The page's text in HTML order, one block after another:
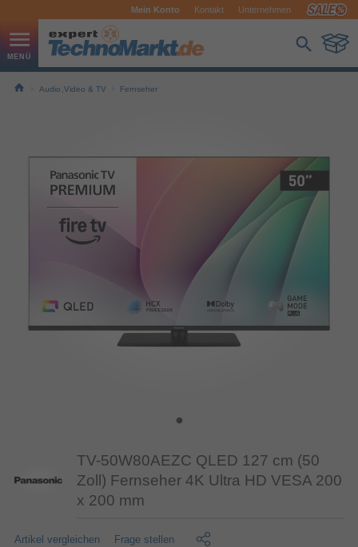
Mein Konto Kontakt Unternehmen
Audio,Video & TV Fernseher
TV-50W80AEZC QLED 127 cm (50
Zoll) Fernseher 4K Ultra HD VESA 200
x 200 mm
Artikel vergleichen Frage stellen